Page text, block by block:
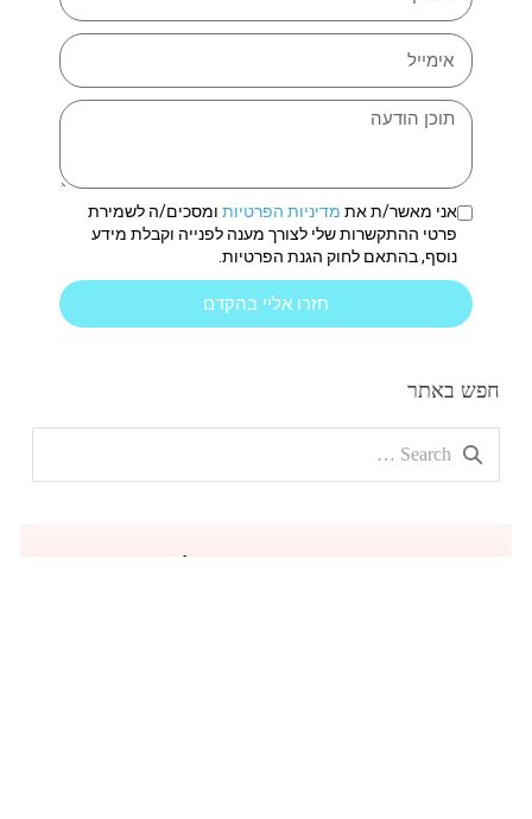
אני מאשר/ת את מדיניות הפרטיות ומסכים/ה לשמירת
פרטי ההתקשרות שלי לצורך מענה לפנייה וקבלת מידע
נוסף, בהתאם לחוק הגנת הפרטיות.
חזרו אליי בהקדם
חפש באתר